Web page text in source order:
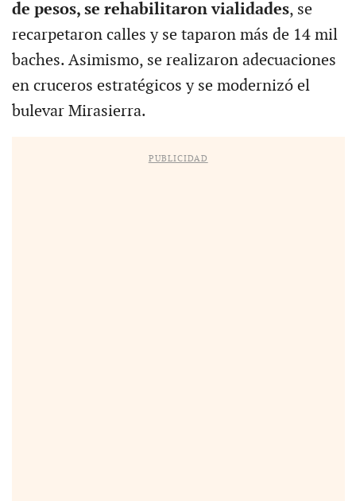
de pesos, se rehabilitaron vialidades, se
recarpetaron calles y se taparon más de 14 mil
baches. Asimismo, se realizaron adecuaciones
en cruceros estratégicos y se modernizó el
bulevar Mirasierra.
PUBLICIDAD